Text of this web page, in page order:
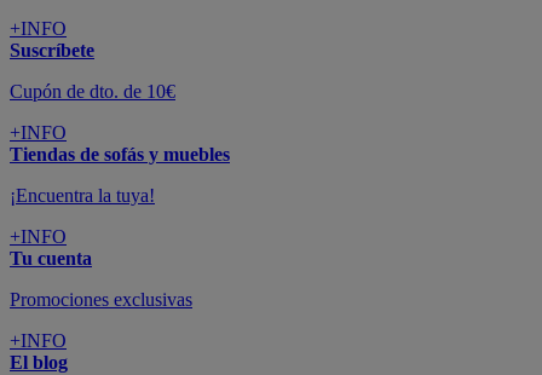
+INFO
Suscríbete
Cupón de dto. de 10€
+INFO
Tiendas de sofás y muebles
¡Encuentra la tuya!
+INFO
Tu cuenta
Promociones exclusivas
+INFO
El blog